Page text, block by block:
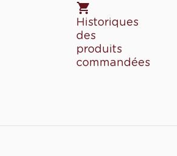

Historiques
des
produits
commandées